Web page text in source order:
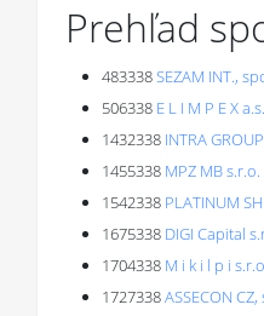
Prehľad
483338SEZAM INT.,
506338 E L I M P E X
1432338 INTRA
1455338 MPZ MB s.r.o.
1542338 PLATINUM
1675338 DIGI Capital
1704338 M i k i l p i
1727338ASSECON